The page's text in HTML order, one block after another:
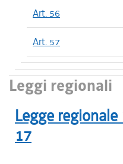
Art. 56
Art. 57
Leggi regionali
Legge regionale
17